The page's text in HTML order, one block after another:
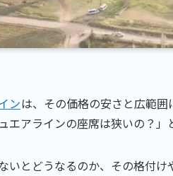
ンは、その価格の安さと広範
エアラインの座席は狭いの？」
いとどうなるのか、その格付